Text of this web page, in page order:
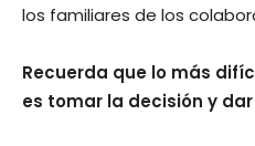
los familiares de los
Recuerda que lo más
es tomar la decisión y